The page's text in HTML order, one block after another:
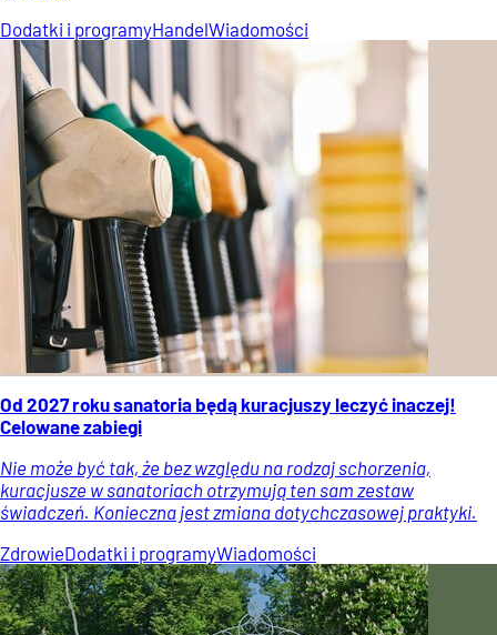
Dodatki i programyHandelWiadomości
Od 2027 roku sanatoria będą kuracjuszy leczyć inaczej!
Celowane zabiegi
Nie może być tak, że bez względu na rodzaj schorzenia,
kuracjusze w sanatoriach otrzymują ten sam zestaw
świadczeń. Konieczna jest zmiana dotychczasowej praktyki.
ZdrowieDodatki i programyWiadomości